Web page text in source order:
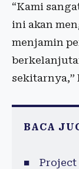
“Kami
ini akan
menjamin
BACA
Project